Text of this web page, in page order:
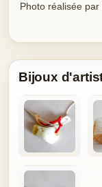
Photo réalisée
Bijoux